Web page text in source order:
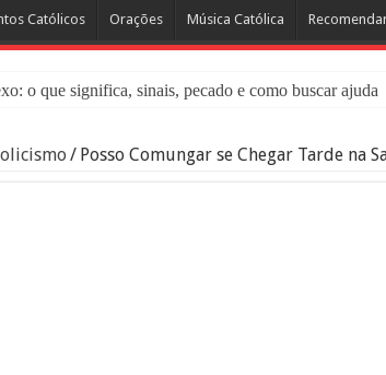
Católicos Orações Música Católica
o que significa, sinais, pecado e como buscar ajuda
Coração – Seu Reino Não Terá Fim: O
/ Posso Comungar se Chegar Tarde na